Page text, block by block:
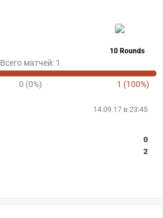
10 Rounds
Всего матчей: 1
0 (0%) 1 (100%)
14.09.17 в 23:45
0
2